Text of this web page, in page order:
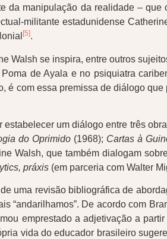
da manipulação da realidade –
militante estadunidense
[5].
Walsh se inspira, entre outros
de Ayala e no psiquiatra
é com essa premissa de diálogo
estabelecer um diálogo entre três
do Oprimido(1968); Cartas à
Walsh, que também dialogam
práxis (em parceria com Walter
uma revisão bibliográfica de
“andarilhamos”. De acordo com
emprestado a adjetivação a
vida do educador brasileiro